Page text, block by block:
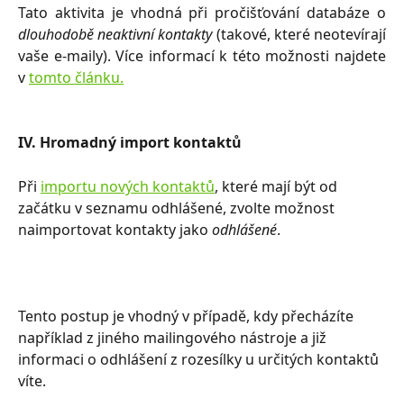
Tato aktivita je vhodná při pročišťování databáze o
dlouhodobě neaktivní kontakty(takové, které neotevírají
vaše e-maily). Více informací k této možnosti najdete
vtomto článku.
IV. Hromadný import kontaktů
Při importu nových kontaktů, které mají být od
začátku v seznamu odhlášené, zvolte možnost
naimportovat kontakty jako odhlášené.
Tento postup je vhodný v případě, kdy přecházíte
například z jiného mailingového nástroje a již
informaci o odhlášení z rozesílky u určitých kontaktů
víte.